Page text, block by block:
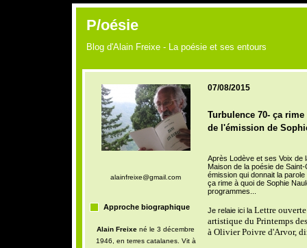
P/oésie
Blog d'Alain Freixe - La poésie et ses entours
alainfreixe@gmail.com
Approche biographique
Alain Freixe né le 3 décembre
1946, en terres catalanes. Vit à
07/08/2015
Turbulence 70- ça
de l'émission de
Après Lodève et ses Voix de
Maison de la poésie de
émission qui donnait la
ça rime à quoi de Sophie
programmes...
Je relaie ici la Lettre
artistique du Printemps
à Olivier Poivre d'Arvor,